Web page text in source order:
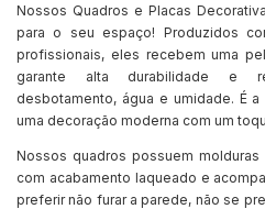
Nossos Quadros e Placas
para o seu espaço! Produzidos
profissionais, eles recebem uma
garante alta durabilidade e
desbotamento, água e umidade. É
uma decoração moderna com um
Nossos quadros possuem
com acabamento laqueado e
preferir não furar a parede, não se